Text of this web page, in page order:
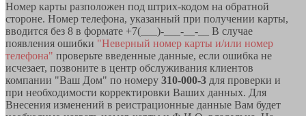
Номер карты разположен под штрих-кодом на обратной
стороне. Номер телефона, указанный при получении карты,
вводится без 8 в формате +7(___)-___-__-__ В случае
появления ошибки "Неверный номер карты и/или номер
телефона" проверьте введенные данные, если ошибка не
исчезает, позвоните в центр обслуживания клиентов
компании "Ваш Дом" по номеру 310-000-3 для проверки и
при необходимости корректировки Ваших данных. Для
Внесения изменений в реистрационные данные Вам будет